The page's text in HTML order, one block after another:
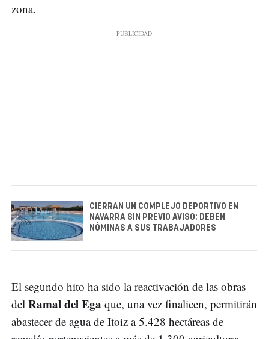
zona.
CIERRAN UN COMPLEJO DEPORTIVO EN
NAVARRA SIN PREVIO AVISO: DEBEN
NÓMINAS A SUS TRABAJADORES
El segundo hito ha sido la reactivación de las obras
del Ramal del Ega que, una vez finalicen, permitirán
abastecer de agua de Itoiz a 5.428 hectáreas de